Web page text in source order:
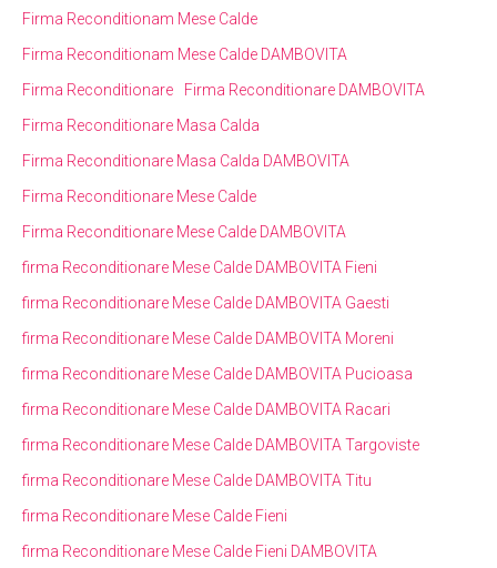
Firma Reconditionam Mese Calde
Firma Reconditionam Mese Calde DAMBOVITA
Firma Reconditionare
Firma Reconditionare DAMBOVITA
Firma Reconditionare Masa Calda
Firma Reconditionare Masa Calda DAMBOVITA
Firma Reconditionare Mese Calde
Firma Reconditionare Mese Calde DAMBOVITA
firma Reconditionare Mese Calde DAMBOVITA Fieni
firma Reconditionare Mese Calde DAMBOVITA Gaesti
firma Reconditionare Mese Calde DAMBOVITA Moreni
firma Reconditionare Mese Calde DAMBOVITA Pucioasa
firma Reconditionare Mese Calde DAMBOVITA Racari
firma Reconditionare Mese Calde DAMBOVITA Targoviste
firma Reconditionare Mese Calde DAMBOVITA Titu
firma Reconditionare Mese Calde Fieni
firma Reconditionare Mese Calde Fieni DAMBOVITA